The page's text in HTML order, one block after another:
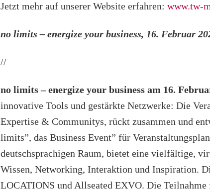
Jetzt mehr auf unserer Website erfahren: www.tw-
no limits – energize your business, 16. Februar
//
no limits – energize your business am 16.
innovative Tools und gestärkte Netzwerke: Die
Expertise & Communitys, rückt zusammen und
limits”, das Business Event” für
deutschsprachigen Raum, bietet eine vielfältige,
Wissen, Networking, Interaktion und Inspiration.
LOCATIONS und Allseated EXVO. Die